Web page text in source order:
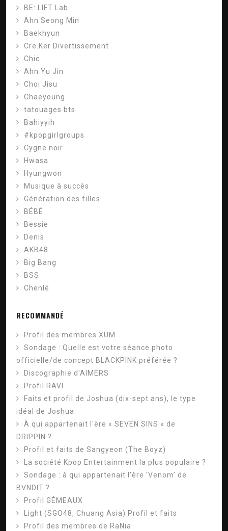
BE: LIFT Lab
Ahn Seong Min
Baekhyun
Cre.Ker Divertissement
Chic
Ahn Yu Jin
Choi Jisu
Chaeyoung
tatouages ​​bts
Bahiyyih
#kpopgirlgroups
Cygne noir
Hwasa
Hyungwon
Musique à succès
Génération des filles
BÉBÉ
Bessie
Denis
AKB48
Big Bang
BSS
Chenlé
RECOMMANDÉ
Profil des membres XUM
Sondage : Quelle est votre séance photo
officielle/de concept BLACKPINK préférée ?
Discographie d'AIMERS
Profil RAVI
Faits et profil de Joshua (dix-sept ans), le type
idéal de Joshua
À qui appartenait l'ère « SEVEN SINS » de
DRIPPIN ?
Profil et faits de Sangyeon (The Boyz)
La société Kpop Entertainment la plus populaire ?
Sondage : à qui appartenait l'ère 'Venom' de
BVNDIT ?
Profil GÉMEAUX
Light (SGO48, Chuang Asia) Profil et faits
Profil des membres de RaNia